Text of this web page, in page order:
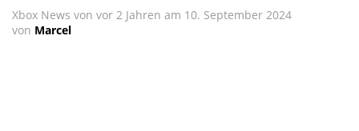
Xbox News von vor 2 Jahren am 10. September 2024
von Marcel